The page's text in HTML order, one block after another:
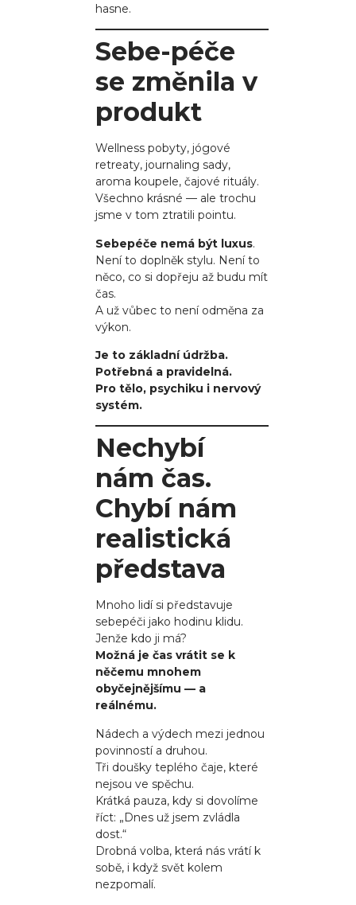
hasne.
Sebe-péče
se změnila v
produkt
Wellness pobyty, jógové
retreaty, journaling sady,
aroma koupele, čajové rituály.
Všechno krásné — ale trochu
jsme v tom ztratili pointu.
Sebepéče nemá být luxus.
Není to doplněk stylu. Není to
něco, co si dopřeju až budu mít
čas.
A už vůbec to není odměna za
výkon.
Je to základní údržba.
Potřebná a pravidelná.
Pro tělo, psychiku i nervový
systém.
Nechybí
nám čas.
Chybí nám
realistická
představa
Mnoho lidí si představuje
sebepéči jako hodinu klidu.
Jenže kdo ji má?
Možná je čas vrátit se k
něčemu mnohem
obyčejnějšímu — a
reálnému.
Nádech a výdech mezi jednou
povinností a druhou.
Tři doušky teplého čaje, které
nejsou ve spěchu.
Krátká pauza, kdy si dovolíme
říct: „Dnes už jsem zvládla
dost.“
Drobná volba, která nás vrátí k
sobě, i když svět kolem
nezpomalí.